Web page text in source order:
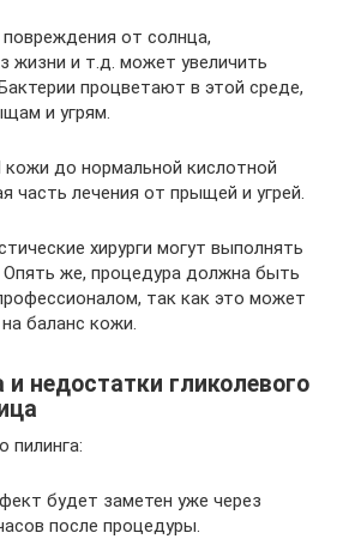
от солнца,
жизни и т.д. может увеличить
процветают в этой среде,
и угрям.
кожи до нормальной кислотной
часть лечения от прыщей и угрей.
хирурги могут выполнять
Опять же, процедура должна быть
так как это может
баланс кожи.
недостатки гликолевого
пилинга:
будет заметен уже через
после процедуры.